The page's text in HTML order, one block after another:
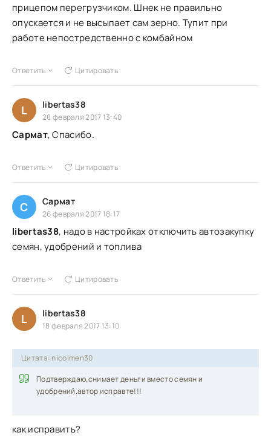
прицепом перегрузчиком. Шнек не правильно
опускается и не высыпает сам зерно. Тупит при
работе непостредственно с комбайном
Ответить Цитировать
L libertas38
28 февраля 2017 13:40
Сармат, Спасибо.
Ответить Цитировать
С Сармат
26 февраля 2017 18:17
libertas38, надо в настройках отключить автозакупку
семян, удобрений и топлива
Ответить Цитировать
L libertas38
18 февраля 2017 13:10
Цитата: nicolmen30
Подтверждаю,снимает деньги вместо семян и
удобрений.автор исправте!!!
как исправить?